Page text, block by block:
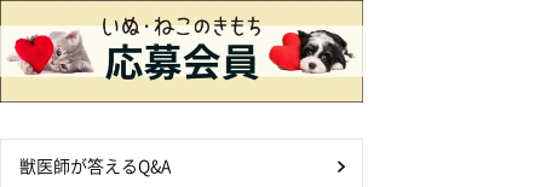
獣医師が答えるQ&A